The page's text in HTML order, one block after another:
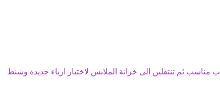
مناسب ثم تنتقلين الى خزانة الملابس لاختيار ازياء جديدة وشنط